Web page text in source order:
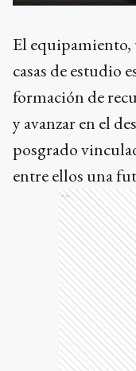
El equipamiento,
casas de estudio
formación de
y avanzar en el
posgrado
entre ellos una
Ads